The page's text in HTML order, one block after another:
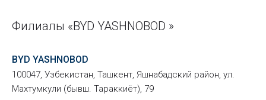
Филиалы «BYD YASHNOBOD »
BYD YASHNOBOD
100047, Узбекистан, Ташкент, Яшнабадский район, ул.
Махтумкули (бывш. Тараккиёт), 79